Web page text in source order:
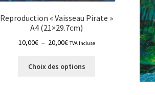
Reproduction « Vaisseau Pirate »
A4 (21×29.7cm)
10,00€ – 20,00€Plage
prix :
TVA Incluse
Choix des options